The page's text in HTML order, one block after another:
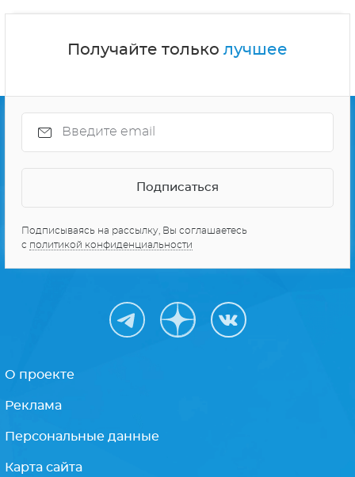
Получайте только лучшее
Подписываясь на рассылку, Вы соглашаетесь
с политикой конфиденциальности
О проекте
Реклама
Персональные данные
Карта сайта